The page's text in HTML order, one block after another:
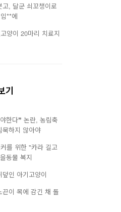
, 달군 쇠꼬챙이로
**에
양이 20마리 치료지
기
한다❞ 논란, 농림축
묵하지 않아야
를 위한 "카라 길고
동물 복지
인 아기고양이
끈이 목에 감긴 채 돌